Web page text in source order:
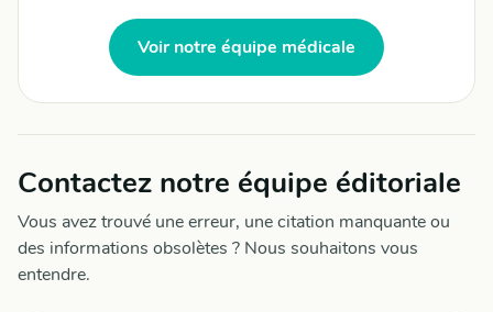
Voir notre équipe médicale
Contactez notre équipe éditoriale
Vous avez trouvé une erreur, une citation manquante ou
des informations obsolètes ? Nous souhaitons vous
entendre.